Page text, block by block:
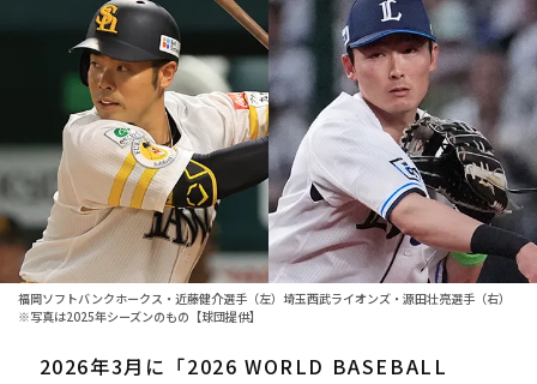
HOME
動画
日程・結果
順位表･成績
1軍公式戦
ファーム東地区
ファーム中地区
選手名鑑
選手名鑑トップ
北海道日本ハムファイターズ
ニュース
福岡ソフトバンクホークス・近藤健介選手（左）埼玉西武ライオンズ・源田壮亮選手（右）
※写真は2025年シーズンのもの【球団提供】
2026年3月に「2026 WORLD BASEBALL